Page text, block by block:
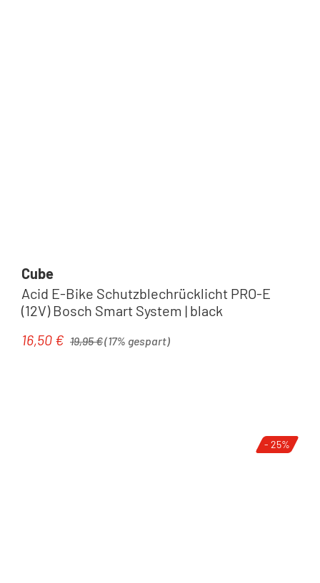
Cube
Acid E-Bike Schutzblechrücklicht PRO-E
(12V) Bosch Smart System | black
Verkaufspreis:
16,50 € 19,95 €(17% gespart)
- 25%